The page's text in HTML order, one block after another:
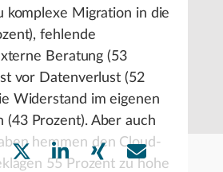
komplexe Migration in die
fehlende
Beratung (53
vor Datenverlust (52
Widerstand im eigenen
(43 Prozent). Aber auch
hemmen den Cloud-
55 Prozent zu hohe